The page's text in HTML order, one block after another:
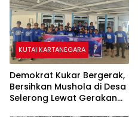
KUTAI KARTANEGARA
Demokrat Kukar Bergerak,
Bersihkan Mushola di Desa
Selerong Lewat Gerakan